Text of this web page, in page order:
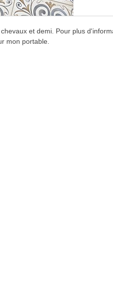
et demi. Pour plus
mon portable.